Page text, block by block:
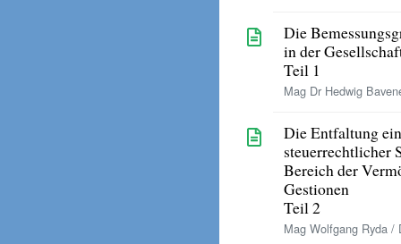
Die
in der
Teil 1
Mag Dr Hedwig
Die Entfaltung
steuerrechtlicher
Bereich der
Gestionen
Teil 2
Mag Wolfgang Ryda /